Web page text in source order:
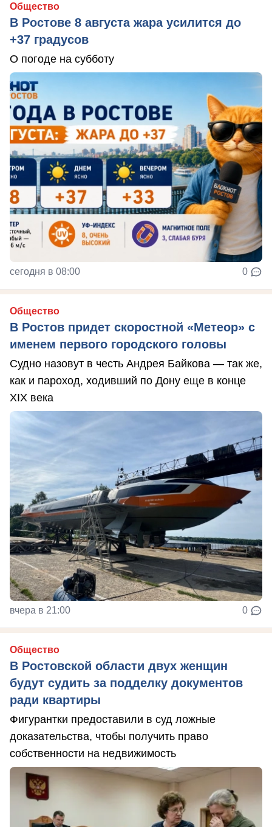
Общество
В Ростове 8 августа жара усилится до
+37 градусов
О погоде на субботу
сегодня в 08:00 0
Общество
В Ростов придет скоростной «Метеор» с
именем первого городского головы
Судно назовут в честь Андрея Байкова — так же,
как и пароход, ходивший по Дону еще в конце
XIX века
вчера в 21:00 0
Общество
В Ростовской области двух женщин
будут судить за подделку документов
ради квартиры
Фигурантки предоставили в суд ложные
доказательства, чтобы получить право
собственности на недвижимость